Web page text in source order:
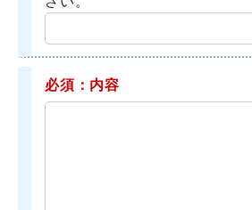
必須：内容